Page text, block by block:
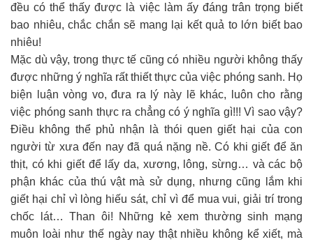
đều có thể thấy được là việc làm ấy đáng trân trọng biết
bao nhiêu, chắc chắn sẽ mang lại kết quả to lớn biết bao
nhiêu!
Mặc dù vậy, trong thực tế cũng có nhiều người không thấy
được những ý nghĩa rất thiết thực của việc phóng sanh. Họ
biện luận vòng vo, đưa ra lý này lẽ khác, luôn cho rằng
việc phóng sanh thực ra chẳng có ý nghĩa gì!!! Vì sao vậy?
Điều không thể phủ nhận là thói quen giết hại của con
người từ xưa đến nay đã quá nặng nề. Có khi giết để ăn
thịt, có khi giết để lấy da, xương, lông, sừng… và các bộ
phận khác của thú vật mà sử dụng, nhưng cũng lắm khi
giết hại chỉ vì lòng hiếu sát, chỉ vì để mua vui, giải trí trong
chốc lát… Than ôi! Những kẻ xem thường sinh mạng
muôn loài như thế ngày nay thật nhiều không kể xiết, mà